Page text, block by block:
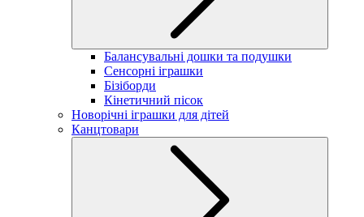
Балансувальні дошки та подушки
Сенсорні іграшки
Бізіборди
Кінетичний пісок
Новорічні іграшки для дітей
Канцтовари